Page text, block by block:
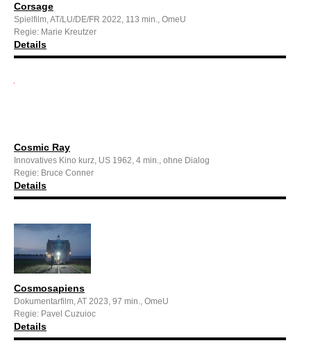
Corsage
Spielfilm, AT/LU/DE/FR 2022, 113 min., OmeU
Regie: Marie Kreutzer
Details
Cosmic Ray
Innovatives Kino kurz, US 1962, 4 min., ohne Dialog
Regie: Bruce Conner
Details
Cosmosapiens
Dokumentarfilm, AT 2023, 97 min., OmeU
Regie: Pavel Cuzuioc
Details